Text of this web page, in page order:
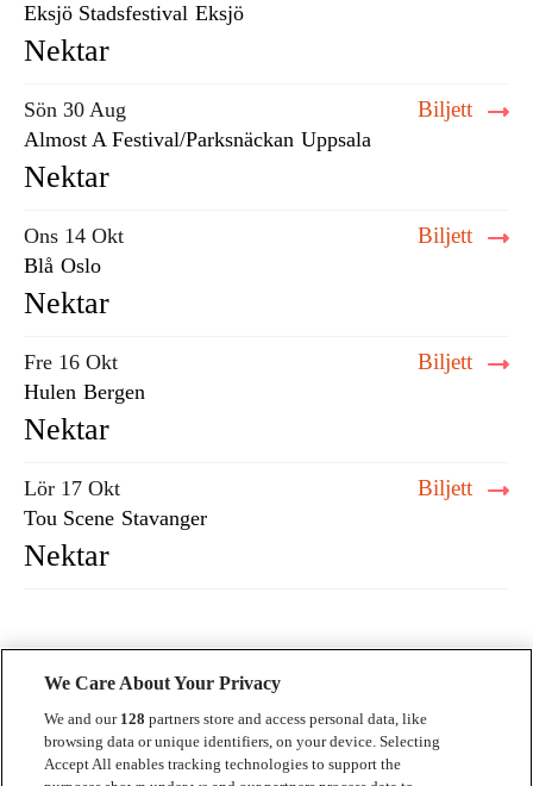
Eksjö Stadsfestival Eksjö
Nektar
Sön 30 Aug
Almost A Festival/Parksnäckan Uppsala
Biljett
Nektar
Ons 14 Okt
Blå Oslo
Biljett
Nektar
Fre 16 Okt
Hulen Bergen
Biljett
Nektar
Lör 17 Okt
Tou Scene Stavanger
Biljett
Nektar
Kontakt
We Care About Your Privacy
We and our 128 partners store and access personal data, like
browsing data or unique identifiers, on your device. Selecting
Accept All enables tracking technologies to support the